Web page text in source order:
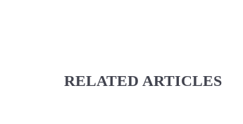
RELATED ARTICLES